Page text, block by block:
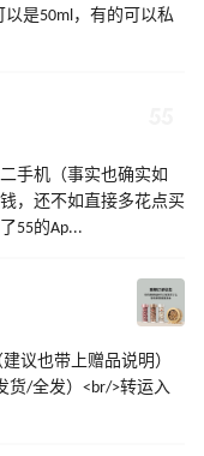
是50ml，有的可以私
手机（事实也确实如
，还不如直接多花点买
55的Ap...
议也带上赠品说明）
货/全发）<br/>转运入